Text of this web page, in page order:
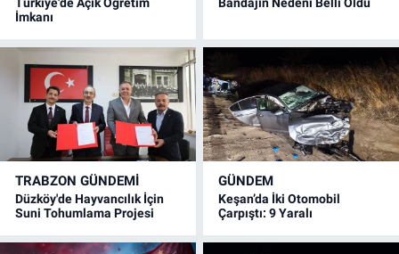
İmkanı
TRABZON GÜNDEMİ
Düzköy'de Hayvancılık İçin
Suni Tohumlama Projesi
GÜNDEM
Keşan’da İki Otomobil
Çarpıştı: 9 Yaralı